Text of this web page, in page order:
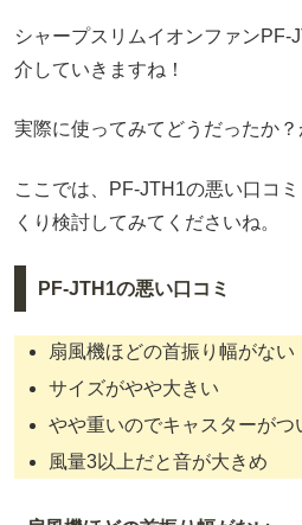
シャープスリムイオンファンPF-
介していきますね！
実際に使ってみてどうだったか？
ここでは、PF-JTH1の悪い口コ
くり検討してみてくださいね。
PF-JTH1の悪い口コミ
扇風機ほどの首振り幅がない
サイズがやや大きい
やや重いのでキャスターがつ
風量3以上だと音が大きめ